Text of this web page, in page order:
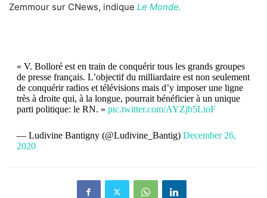
Zemmour sur CNews, indique Le Monde.
« V. Bolloré est en train de conquérir tous les grands groupes
de presse français. L’objectif du milliardaire est non seulement
de conquérir radios et télévisions mais d’y imposer une ligne
très à droite qui, à la longue, pourrait bénéficier à un unique
parti politique: le RN. » pic.twitter.com/AYZjb5LioF
— Ludivine Bantigny (@Ludivine_Bantig) December 26,
2020